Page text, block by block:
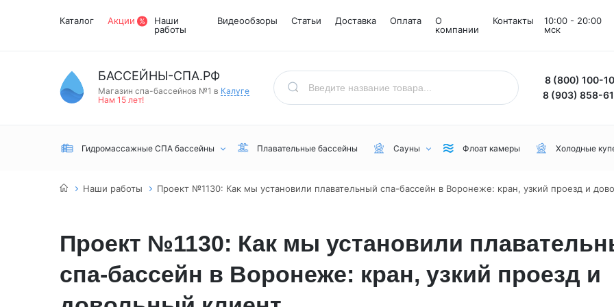
Каталог Акции
Наши
работы
Видеообзоры Статьи Доставка Оплата
О
компании
Контакты
10:00 - 20:00
мск
БАССЕЙНЫ-СПА.РФ
Магазин спа-бассейнов №1 в Калуге
Нам 15 лет!
8 (800) 100-
8 (903) 858-
Гидромассажные СПА бассейны
Встраиваемые Переливные
Для дачи
Для бани или сауны
Для коммерческого пользования
Lovia Spa
Joy Spa
MEXDA
Плавательные бассейны Сауны
Инфракрасные
сауны
Турецкий хамам
Соляные комнаты
Флоат камеры Холодные
Наши работы Проект №1130: Как мы установили плавательный спа-бассейн в Воронеже: кран, узкий проезд и
Проект №1130: Как мы установили
спа-бассейн в Воронеже: кран, узкий проезд и